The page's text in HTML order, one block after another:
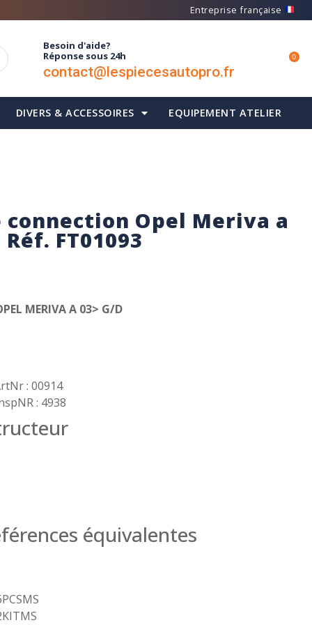
Entreprise française
Besoin d'aide?
Réponse sous 24h
contact@lespiecesautopro.fr
0
DIVERS & ACCESSOIRES EQUIPEMENT ATELIER
Opel Meriva a
FT01093
MERIVA A 03> G/D
: 00914
: 4938
équivalentes